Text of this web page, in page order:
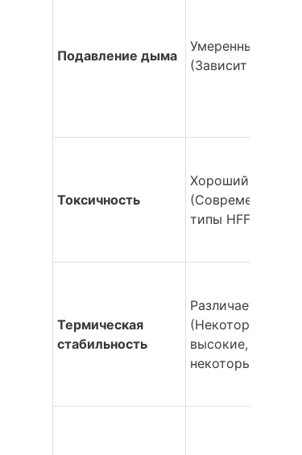
Подавление дыма
Умеренный
(Зависит от типа)
Токсичность
Хороший
(Современные
типы HFFR)
Термическая
стабильность
Различается
(Некоторые
высокие,
некоторые